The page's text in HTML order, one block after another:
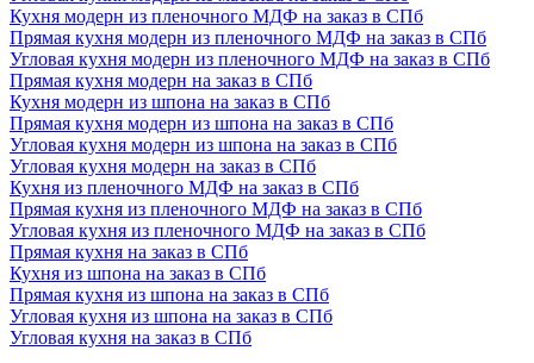
Кухня модерн из пленочного МДФ на заказ в СПб
Прямая кухня модерн из пленочного МДФ на заказ в СПб
Угловая кухня модерн из пленочного МДФ на заказ в СПб
Прямая кухня модерн на заказ в СПб
Кухня модерн из шпона на заказ в СПб
Прямая кухня модерн из шпона на заказ в СПб
Угловая кухня модерн из шпона на заказ в СПб
Угловая кухня модерн на заказ в СПб
Кухня из пленочного МДФ на заказ в СПб
Прямая кухня из пленочного МДФ на заказ в СПб
Угловая кухня из пленочного МДФ на заказ в СПб
Прямая кухня на заказ в СПб
Кухня из шпона на заказ в СПб
Прямая кухня из шпона на заказ в СПб
Угловая кухня из шпона на заказ в СПб
Угловая кухня на заказ в СПб